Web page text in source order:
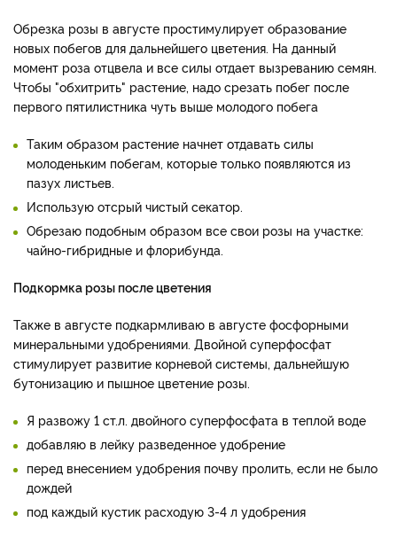
Обрезка розы в августе простимулирует образование
новых побегов для дальнейшего цветения. На данный
момент роза отцвела и все силы отдает вызреванию семян.
Чтобы "обхитрить" растение, надо срезать побег после
первого пятилистника чуть выше молодого побега
Таким образом растение начнет отдавать силы
молоденьким побегам, которые только появляются из
пазух листьев.
Использую отсрый чистый секатор.
Обрезаю подобным образом все свои розы на участке:
чайно-гибридные и флорибунда.
Подкормка розы после цветения
Также в августе подкармливаю в августе фосфорными
минеральными удобрениями. Двойной суперфосфат
стимулирует развитие корневой системы, дальнейшую
бутонизацию и пышное цветение розы.
Я развожу 1 ст.л. двойного суперфосфата в теплой воде
добавляю в лейку разведенное удобрение
перед внесением удобрения почву пролить, если не было
дождей
под каждый кустик расходую 3-4 л удобрения